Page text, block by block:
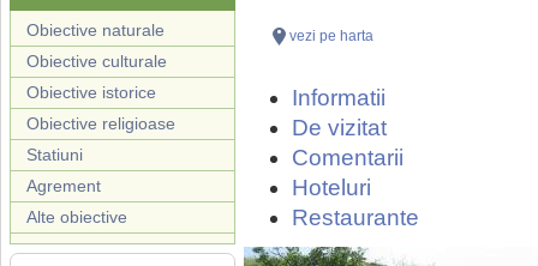
Obiective naturale
Obiective culturale
Obiective istorice
Obiective religioase
Statiuni
Agrement
Alte obiective
vezi pe harta
Informatii
De vizitat
Comentarii
Hoteluri
Restaurante